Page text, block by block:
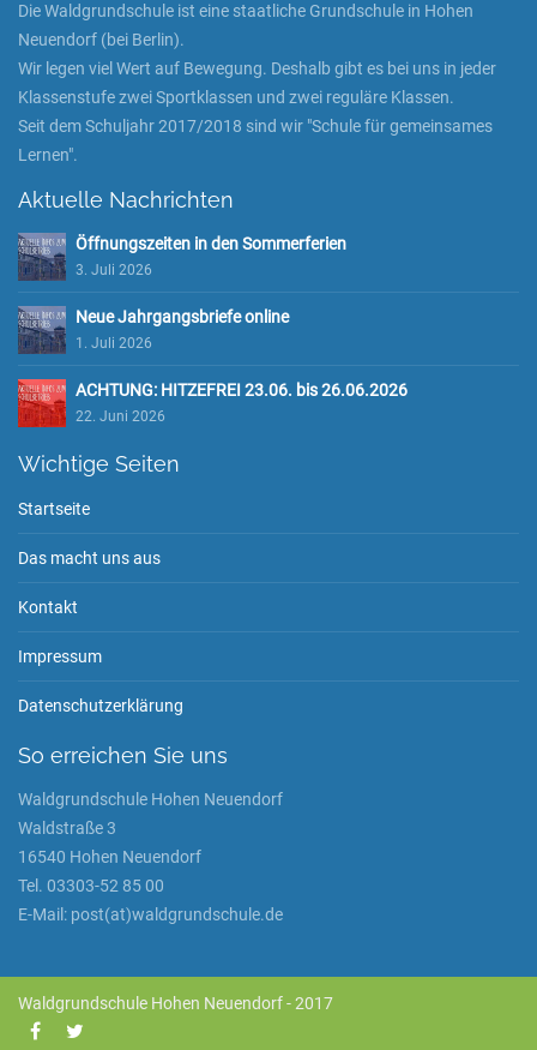
Die Waldgrundschule ist eine staatliche Grundschule in Hohen
Neuendorf (bei Berlin).
Wir legen viel Wert auf Bewegung. Deshalb gibt es bei uns in jeder
Klassenstufe zwei Sportklassen und zwei reguläre Klassen.
Seit dem Schuljahr 2017/2018 sind wir "Schule für gemeinsames
Lernen".
Aktuelle Nachrichten
Öffnungszeiten in den Sommerferien
3. Juli 2026
Neue Jahrgangsbriefe online
1. Juli 2026
ACHTUNG: HITZEFREI 23.06. bis 26.06.2026
22. Juni 2026
Wichtige Seiten
Startseite
Das macht uns aus
Kontakt
Impressum
Datenschutzerklärung
So erreichen Sie uns
Waldgrundschule Hohen Neuendorf
Waldstraße 3
16540 Hohen Neuendorf
Tel. 03303-52 85 00
E-Mail: post(at)waldgrundschule.de
Waldgrundschule Hohen Neuendorf - 2017